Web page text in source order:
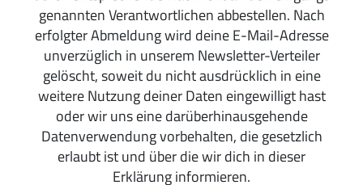
genannten Verantwortlichen abbestellen. Nach
erfolgter Abmeldung wird deine E-Mail-Adresse
unverzüglich in unserem Newsletter-Verteiler
gelöscht, soweit du nicht ausdrücklich in eine
weitere Nutzung deiner Daten eingewilligt hast
oder wir uns eine darüberhinausgehende
Datenverwendung vorbehalten, die gesetzlich
erlaubt ist und über die wir dich in dieser
Erklärung informieren.